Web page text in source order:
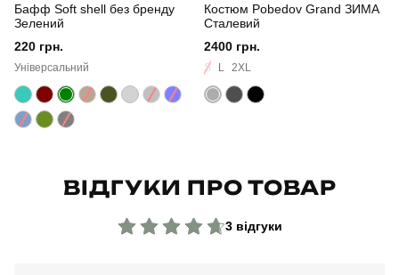
Колір чорний
Матеріал
Склад тканини 85% поліуретан, 15% тканинна основа
Бафф Soft shell без бренду
Зелений
220 грн.
Універсальний
Костюм Pobedov Grand ЗИМА
Сталевий
2400 грн.
S L 2XL
ВІДГУКИ ПРО ТОВАР
3 відгуки